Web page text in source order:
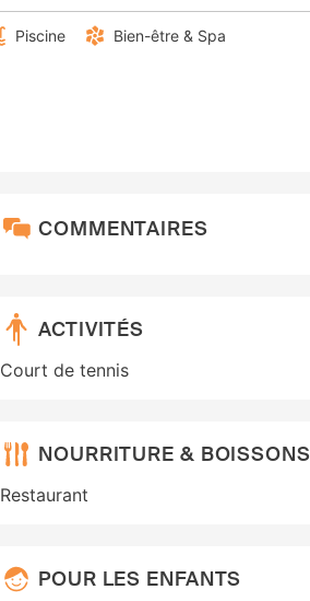
Piscine Bien-être & Spa
COMMENTAIRES
ACTIVITÉS
Court de tennis
NOURRITURE & BOISSONS
Restaurant
POUR LES ENFANTS